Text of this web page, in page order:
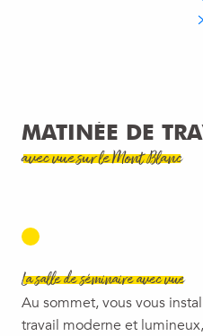
MATINÉE DE
avec vue sur le Mont Blanc
La salle de séminaire avec vue
Au sommet, vous vous
travail moderne et